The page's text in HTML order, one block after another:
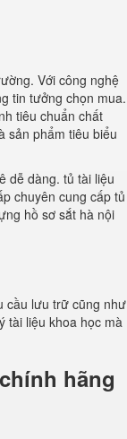
Với công nghệ
tin tưởng chọn mua.
tiêu chuẩn chất
sản phẩm tiêu biểu
dễ dàng. tủ tài liệu
chuyên cung cấp tủ
hồ sơ sắt hà nội
cầu lưu trữ cũng như
tài liệu khoa học mà
hãng